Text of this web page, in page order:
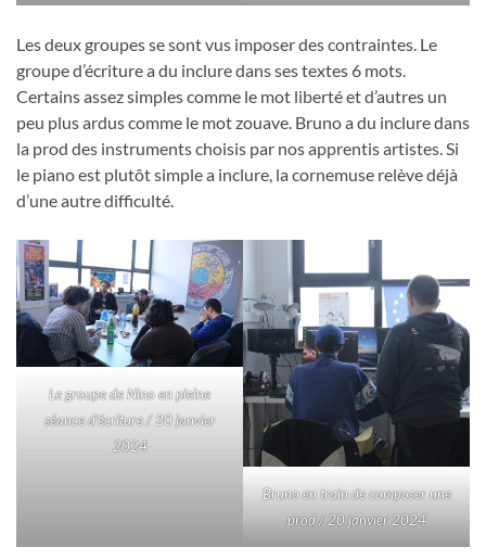
Les deux groupes se sont vus imposer des contraintes. Le
groupe d’écriture a du inclure dans ses textes 6 mots.
Certains assez simples comme le mot liberté et d’autres un
peu plus ardus comme le mot zouave. Bruno a du inclure dans
la prod des instruments choisis par nos apprentis artistes. Si
le piano est plutôt simple a inclure, la cornemuse relève déjà
d’une autre difficulté.
Le groupe de Nino en pleine
séance d’écriture / 20 janvier
2024
Bruno en train de composer une
prod / 20 janvier 2024